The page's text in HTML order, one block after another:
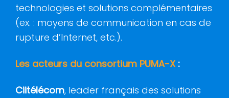
technologies et solutions complémentaires
(ex. : moyens de communication en cas de
rupture d’Internet, etc.).
Les acteurs du consortium PUMA-X:
Ciitélécom, leader français des solutions